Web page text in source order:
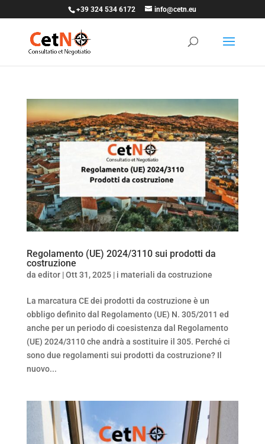
+39 324 534 6172 info@cetn.eu
Regolamento (UE) 2024/3110 sui prodotti da
costruzione
da editor|Ott 31, 2025| i materiali da costruzione
La marcatura CE dei prodotti da costruzione è un
obbligo definito dal Regolamento (UE) N. 305/2011 ed
anche per un periodo di coesistenza dal Regolamento
(UE) 2024/3110 che andrà a sostituire il 305. Perché ci
sono due regolamenti sui prodotti da costruzione? Il
nuovo...